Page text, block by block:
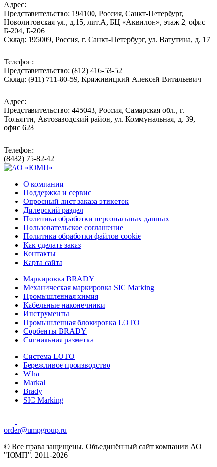
Адрес:
Представительство: 194100, Россия, Санкт-Петербург,
Новолитовская ул., д.15, лит.А, БЦ «Аквилон», этаж 2, офис
Б-204, Б-206
Склад: 195009, Россия, г. Санкт-Петербург, ул. Ватутина, д. 17
Телефон:
Представительство: (812) 416-53-52
Склад: (911) 711-80-59, Криживицкий Алексей Витальевич
Адрес:
Представительство: 445043, Россия, Самарская обл., г.
Тольятти, Автозаводский район, ул. Коммунальная, д. 39,
офис 628
Телефон:
(8482) 75-82-42
О компании
Поддержка и сервис
Опросный лист заказа этикеток
Дилерский раздел
Политика обработки персональных данных
Пользовательское соглашение
Политика обработки файлов cookie
Как сделать заказ
Контакты
Карта сайта
Маркировка BRADY
Механическая маркировка SIC Marking
Промышленная химия
Кабельные наконечники
Инструменты
Промышленная блокировка LOTO
Сорбенты BRADY
Сигнальная разметка
Система LOTO
Бережливое производство
Wiha
Markal
Brady
SIC Marking
order@umpgroup.ru
© Все права защищены. Объединённый сайт компании АО
"ЮМП". 2011-2026